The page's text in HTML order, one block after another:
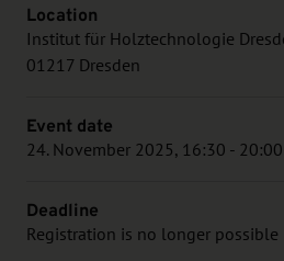
Location
Institut für Holztechnologie
01217 Dresden
Event date
24. November 2025, 16:30 -
Deadline
Registration is no longer possible